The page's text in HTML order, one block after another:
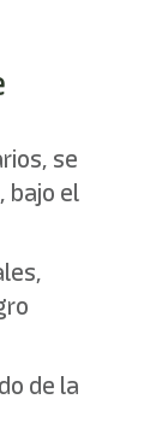
se
bajo el
de la